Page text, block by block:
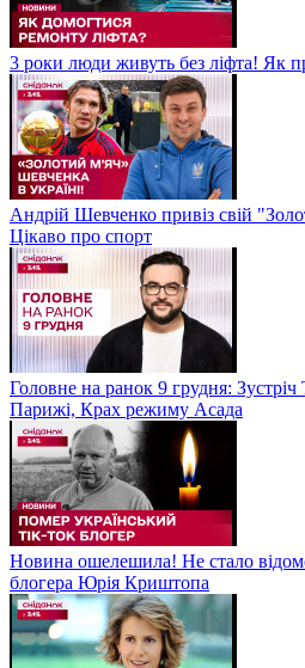
3 роки люди живуть без ліфта! Як
Андрій Шевченко привіз свій
Цікаво про спорт
Головне на ранок 9 грудня: Зустріч
Парижі, Крах режиму Асада
Новина ошелешила! Не стало
блогера Юрія Криштопа